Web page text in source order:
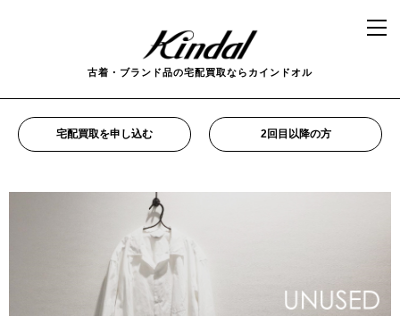
古着・ブランド品の宅配買取ならカインドオル
宅配買取を申し込む 2回目以降の方